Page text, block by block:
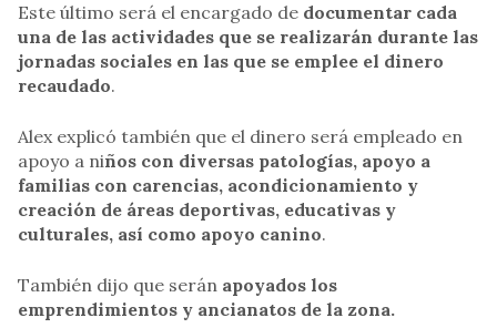
Este último será el encargado de documentar cada
una de las actividades que se realizarán durante las
jornadas sociales en las que se emplee el dinero
recaudado.
Alex explicó también que el dinero será empleado en
apoyo a niños con diversas patologías, apoyo a
familias con carencias, acondicionamiento y
creación de áreas deportivas, educativas y
culturales, así como apoyo canino.
También dijo que serán apoyados los
emprendimientos y ancianatos de la zona.